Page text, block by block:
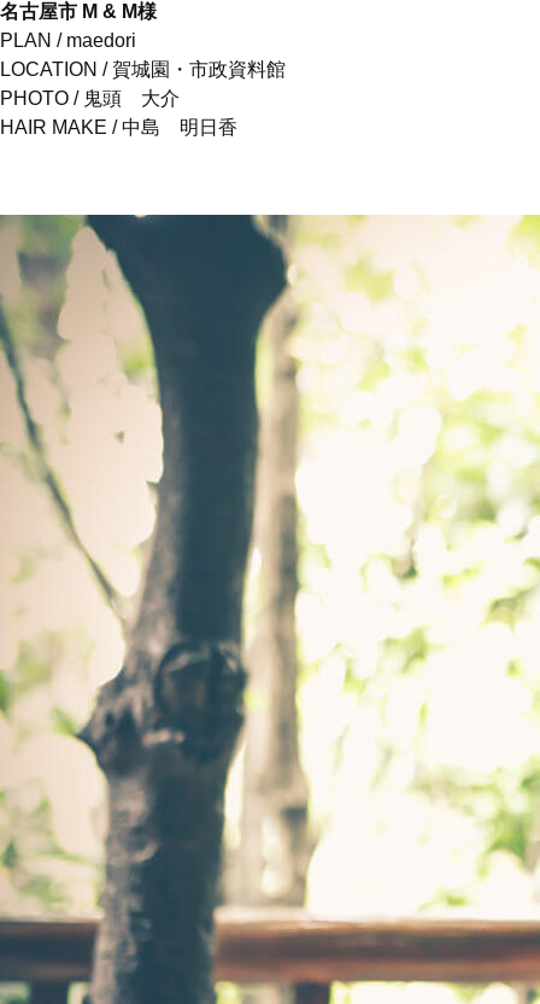
名古屋市 M & M様
PLAN / maedori
LOCATION /賀城園・市政資料館
PHOTO / 鬼頭 大介
HAIR MAKE /中島 明日香